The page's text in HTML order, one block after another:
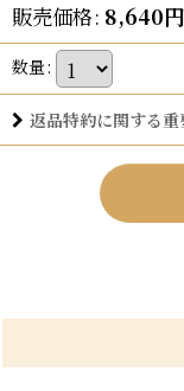
販売価格: 8,640円
数量:
返品特約に関する